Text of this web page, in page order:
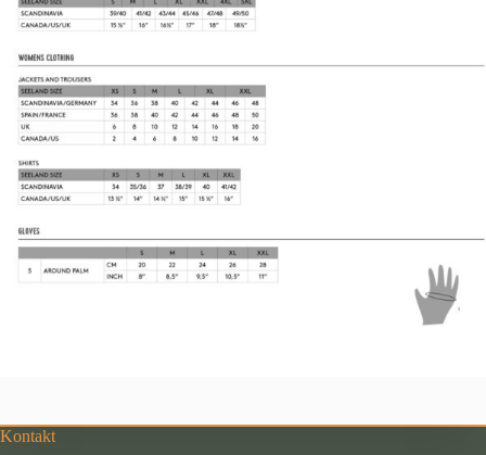
Kontakt